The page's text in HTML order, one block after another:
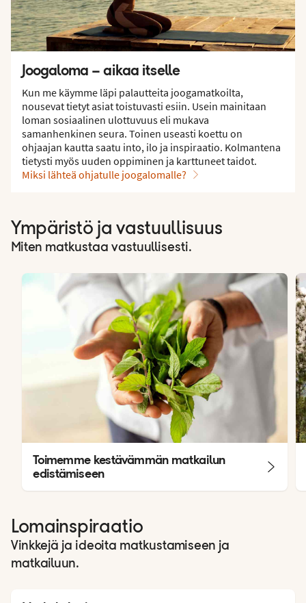
Joogaloma – aikaa itselle
Kun me käymme läpi palautteita joogamatkoilta,
nousevat tietyt asiat toistuvasti esiin. Usein mainitaan
loman sosiaalinen ulottuvuus eli mukava
samanhenkinen seura. Toinen useasti koettu on
ohjaajan kautta saatu into, ilo ja inspiraatio. Kolmantena
tietysti myös uuden oppiminen ja karttuneet taidot.
Miksi lähteä ohjatulle joogalomalle?
Ympäristö ja vastuullisuus
Miten matkustaa vastuullisesti.
Toimemme kestävämmän matkailun
edistämiseen
Lomainspiraatio
Vinkkejä ja ideoita matkustamiseen ja
matkailuun.